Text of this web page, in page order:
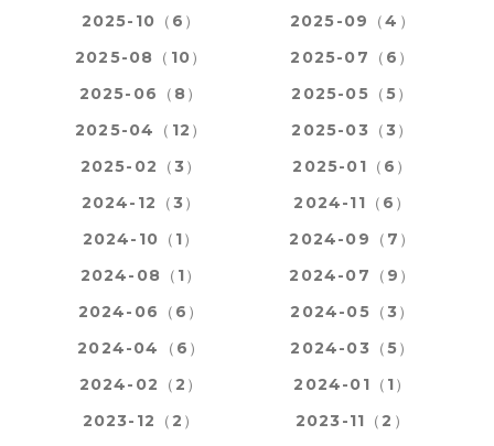
2025-10（6）
2025-09（4）
2025-08（10）
2025-07（6）
2025-06（8）
2025-05（5）
2025-04（12）
2025-03（3）
2025-02（3）
2025-01（6）
2024-12（3）
2024-11（6）
2024-10（1）
2024-09（7）
2024-08（1）
2024-07（9）
2024-06（6）
2024-05（3）
2024-04（6）
2024-03（5）
2024-02（2）
2024-01（1）
2023-12（2）
2023-11（2）